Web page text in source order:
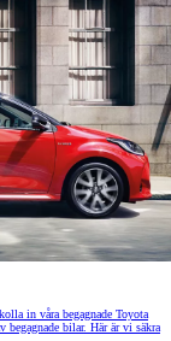
in våra begagnade Toyota
begagnade bilar. Här är vi säkra